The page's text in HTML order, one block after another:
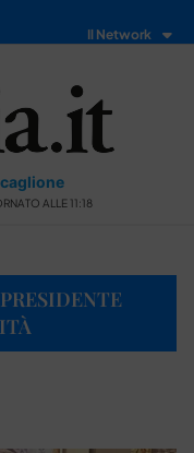
Il Network
ALLE 11:18